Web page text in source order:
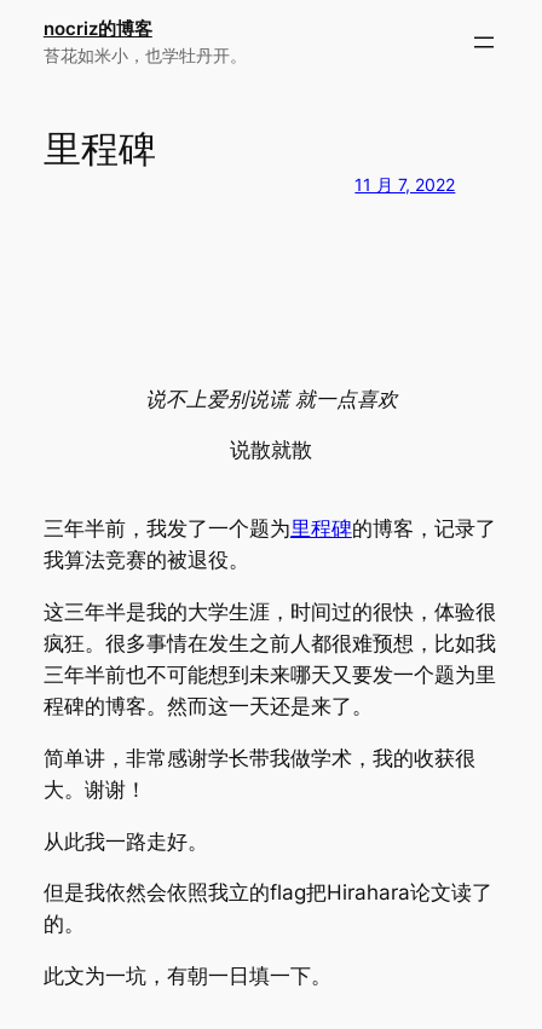
nocriz的博客
苔花如米小，也学牡丹开。
里程碑
11 月 7, 2022
说不上爱别说谎 就一点喜欢
说散就散
三年半前，我发了一个题为里程碑的博客，记录了
我算法竞赛的被退役。
这三年半是我的大学生涯，时间过的很快，体验很
疯狂。很多事情在发生之前人都很难预想，比如我
三年半前也不可能想到未来哪天又要发一个题为里
程碑的博客。然而这一天还是来了。
简单讲，非常感谢学长带我做学术，我的收获很
大。谢谢！
从此我一路走好。
但是我依然会依照我立的flag把Hirahara论文读了
的。
此文为一坑，有朝一日填一下。